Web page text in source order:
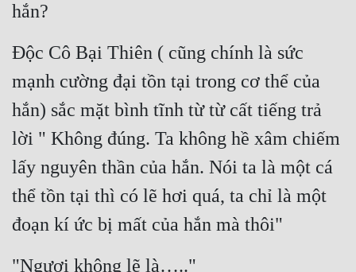
Cơ Trí
Điềm Đạm
hắn?
Độc Cô Bại Thiên ( cũng chính là sức
mạnh cường đại tồn tại trong cơ thể của
hắn) sắc mặt bình tĩnh từ từ cất tiếng trả
lời " Không đúng. Ta không hề xâm chiếm
lấy nguyên thần của hắn. Nói ta là một cá
thể tồn tại thì có lẽ hơi quá, ta chỉ là một
đoạn kí ức bị mất của hắn mà thôi"
"Ngươi không lẽ là….."